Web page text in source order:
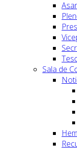
Sala de